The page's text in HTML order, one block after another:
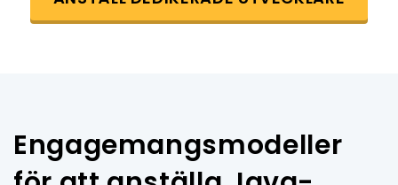
Engagemangsmodeller